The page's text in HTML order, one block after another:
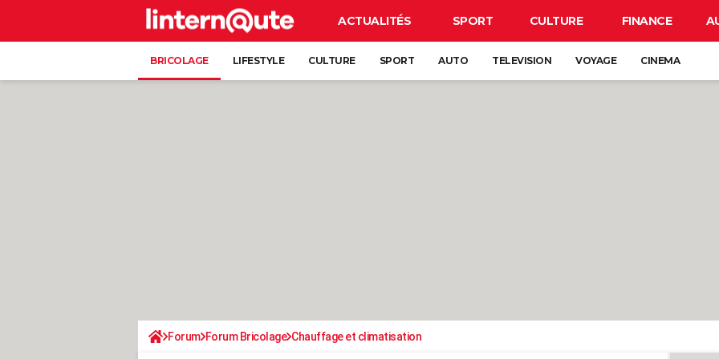
ACTUALITÉS SPORT CULTURE FINANCE
BRICOLAGE LIFESTYLE CULTURE SPORT AUTO TELEVISION VOYAGE CINEMA
Forum Forum Bricolage Chauffage et climatisation